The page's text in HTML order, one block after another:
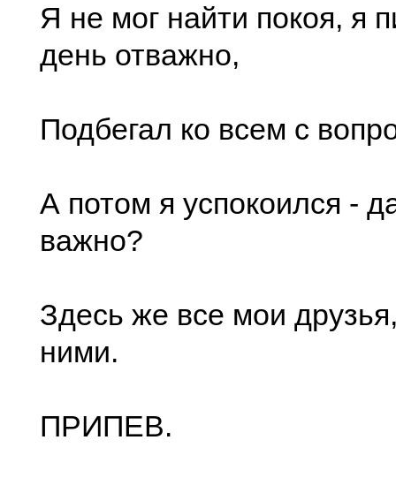
Я не мог найти покоя, я
день отважно,
Подбегал ко всем с
А потом я успокоился -
важно?
Здесь же все мои
ними.
ПРИПЕВ.